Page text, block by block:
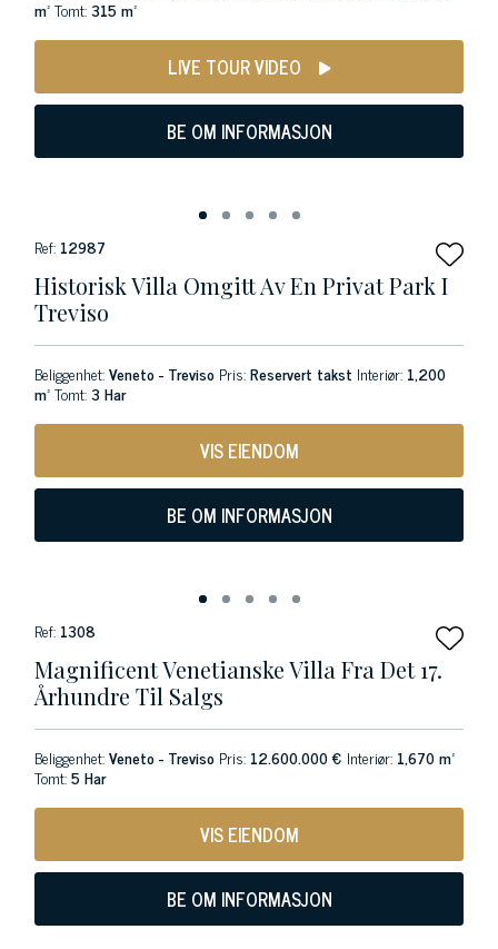
m²Tomt:315 m²
LIVE TOUR VIDEO
BE OM INFORMASJON
Ref: 12987
Historisk Villa Omgitt Av En Privat Park I
Treviso
Beliggenhet:Veneto - Treviso Pris:Reservert takst Interiør: 1,200
m²Tomt:3 Har
VIS EIENDOM
BE OM INFORMASJON
Ref: 1308
Magnificent Venetianske Villa Fra Det 17.
Århundre Til Salgs
Beliggenhet:Veneto - Treviso Pris: 12.600.000 € Interiør: 1,670 m²
Tomt:5 Har
VIS EIENDOM
BE OM INFORMASJON